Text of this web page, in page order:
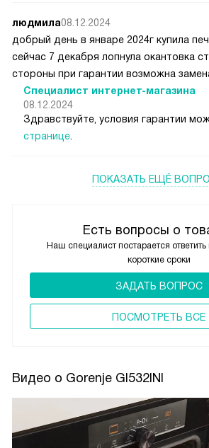
Есть вопросы о
Наш специалист постарается
короткие сроки
ЗАДАТЬ ВОПРОС
ПОCМОТРЕТЬ ВСЕ
людмила08.12.2024
добрый день в январе 2024г купила
сейчас 7 декабря лопнула окантовка
стороны при гарантии возможна
Специалист интернет-магазина
08.12.2024
Здравствуйте, условия гарантии
странице
ПОКАЗАТЬ ЕЩЁ
Видео о Gorenje GI532INI